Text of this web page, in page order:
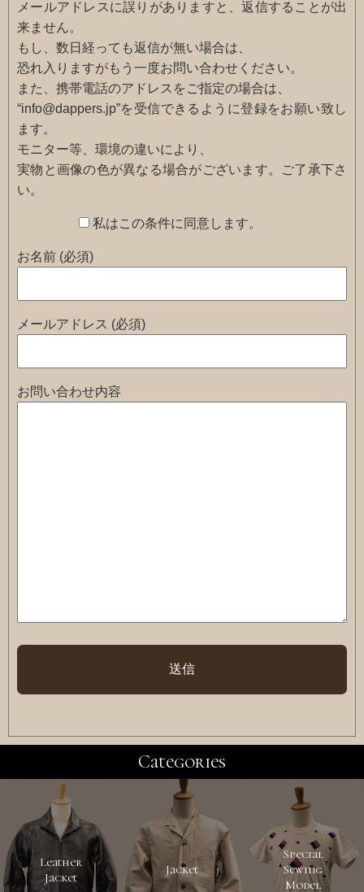
メールアドレスに誤りがありますと、返信することが出
来ません。
もし、数日経っても返信が無い場合は、
恐れ入りますがもう一度お問い合わせください。
また、携帯電話のアドレスをご指定の場合は、
“info@dappers.jp”を受信できるように登録をお願い致し
ます。
モニター等、環境の違いにより、
実物と画像の色が異なる場合がございます。ご了承下さ
い。
私はこの条件に同意します。
お名前 (必須)
メールアドレス (必須)
お問い合わせ内容
Categories
Leather
Jacket
Jacket
Special
Sewing
Model